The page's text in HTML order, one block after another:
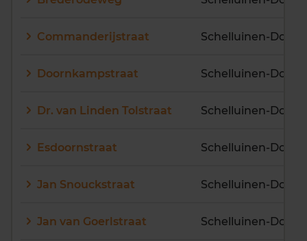
Commanderijstraat Schelluinen-Dorp
Doornkampstraat Schelluinen-Dorp
Dr. van Linden Tolstraat Schelluinen-Dorp
Esdoornstraat Schelluinen-Dorp
Jan Snouckstraat Schelluinen-Dorp
Jan van Goerlstraat Schelluinen-Dorp